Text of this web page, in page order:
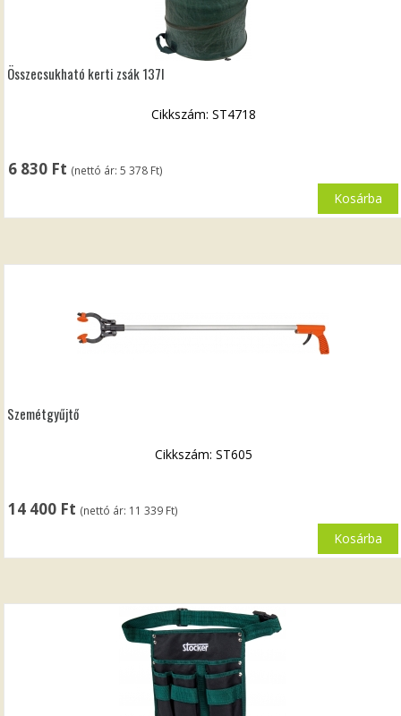
Összecsukható kerti zsák 137l
6 830 Ft (nettó ár:5 378 Ft)
Cikkszám: ST4718
Kosárba
Szemétgyűjtő
14 400 Ft (nettó ár: 11 339 Ft)
Cikkszám: ST605
Kosárba